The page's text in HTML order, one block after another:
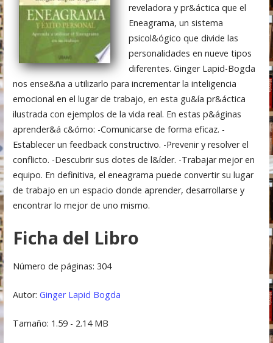
reveladora y pr&áctica que el
Eneagrama, un sistema
psicol&ógico que divide las
personalidades en nueve tipos
diferentes. Ginger Lapid-Bogda
nos ense&ña a utilizarlo para incrementar la inteligencia
emocional en el lugar de trabajo, en esta gu&ía pr&áctica
ilustrada con ejemplos de la vida real. En estas p&áginas
aprender&á c&ómo: -Comunicarse de forma eficaz. -
Establecer un feedback constructivo. -Prevenir y resolver el
conflicto. -Descubrir sus dotes de l&íder. -Trabajar mejor en
equipo. En definitiva, el eneagrama puede convertir su lugar
de trabajo en un espacio donde aprender, desarrollarse y
encontrar lo mejor de uno mismo.
Ficha del Libro
Número de páginas: 304
Autor: Ginger Lapid Bogda
Tamaño: 1.59 - 2.14 MB